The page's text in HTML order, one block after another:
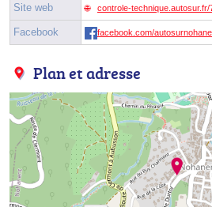
Site web controle-
Facebook facebook.com/
Plan et adresse